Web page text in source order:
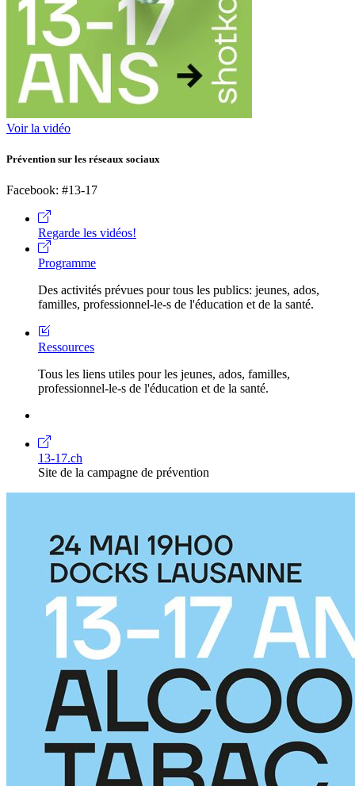
Voir la vidéo
Prévention sur les réseaux sociaux
Facebook: #13-17
Regarde les vidéos!
Programme
Des activités prévues pour tous les publics: jeunes, ados,
familles, professionnel-le-s de l'éducation et de la santé.
Ressources
Tous les liens utiles pour les jeunes, ados, familles,
professionnel-le-s de l'éducation et de la santé.
13-17.ch
Site de la campagne de prévention